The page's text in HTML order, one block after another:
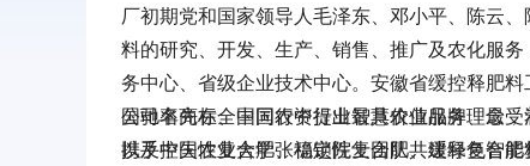
厂初期党和国家领导人毛泽东、邓小平、陈云
料的研究、开发、生产、销售、推广及农化服
务中心、省级企业技术中心。安徽省缓控释肥
国驰名商标、中国农资行业最具价值品牌、最
以及控失性复合肥、稳定性复合肥、缓释复合
公司率先在全国同行中提出智慧农业服务理念
携手中国农业大学张福锁院士团队共建绿色智能